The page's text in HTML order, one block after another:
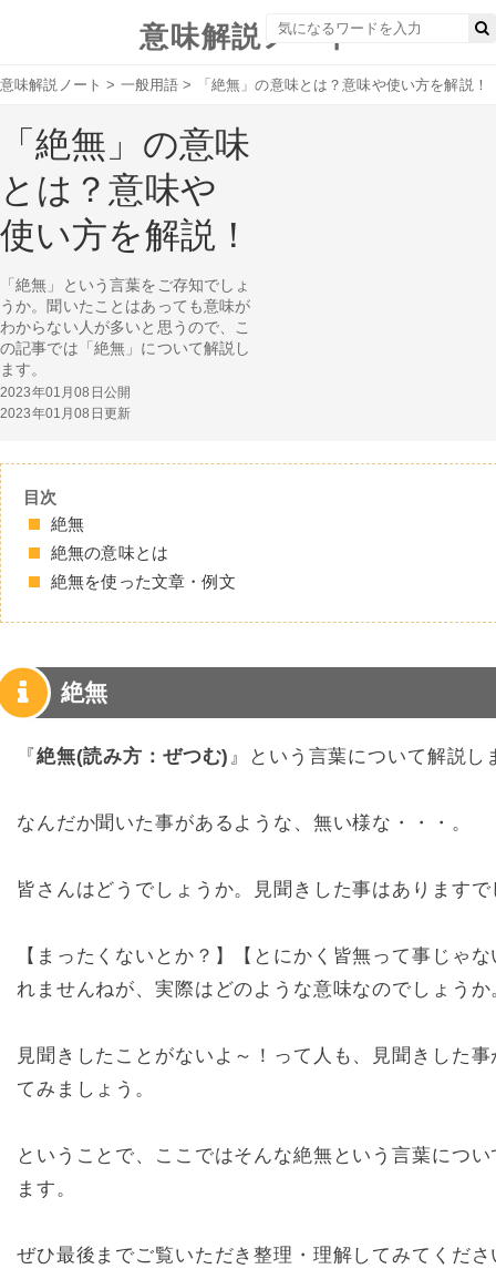
意味解説ノート
意味解説ノート > 一般用語 > 「絶無」の意味とは？意味や使い方を解説！
「絶無」の意味
とは？意味や
使い方を解説！
「絶無」という言葉をご存知でしょ
うか。聞いたことはあっても意味が
わからない人が多いと思うので、こ
の記事では「絶無」について解説し
ます。
2023年01月08日公開
2023年01月08日更新
目次
絶無
絶無の意味とは
絶無を使った文章・例文
絶無
『絶無(読み方：ぜつむ) 』という言葉について解説し
なんだか聞いた事があるような、無い様な・・・。
皆さんはどうでしょうか。見聞きした事はあります
【まったくないとか？】【とにかく皆無って事じゃ
れませんねが、実際はどのような意味なのでしょうか
見聞きしたことがないよ～！って人も、見聞きした
てみましょう。
ということで、ここではそんな絶無という言葉につ
ます。
ぜひ最後までご覧いただき整理・理解してみてくださ